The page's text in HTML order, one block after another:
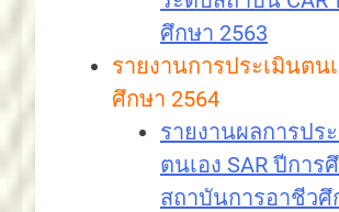
ศึกษา 2563
รายงานการประเมินตน
ศึกษา 2564
รายงานผลการปร
ตนเอง SAR ปีการ
สถาบันการอาชีวศึ